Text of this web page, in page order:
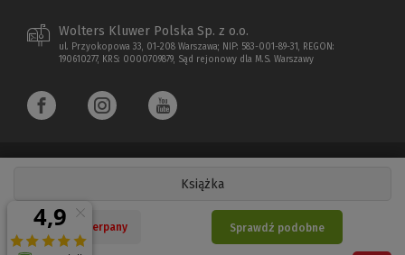
Książka
Nakład wyczerpany Sprawdź podobne
Wolters Kluwer Polska Sp. z o.o.
ul. Przyokopowa 33, 01-208 Warszawa; NIP: 583-001-89-31, REGON:
190610277, KRS: 0000709879, Sąd rejonowy dla M.S. Warszawy
Copyright 1997 - 2026 Wolters Kluwer Polska Sp. z o.o.